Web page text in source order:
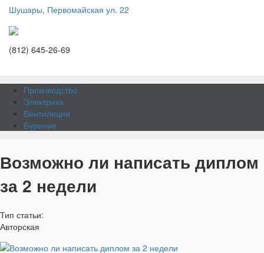
Шушары, Первомайская ул. 22
(812) 645-26-69
Производство
Электрика
Вентиляция
Бурение
Возможно ли написать диплом
за 2 недели
Тип статьи:
Авторская